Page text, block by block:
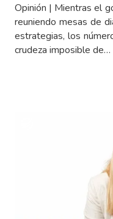
Opinión | Mientras el
reuniendo mesas de
estrategias, los
crudeza imposible de…